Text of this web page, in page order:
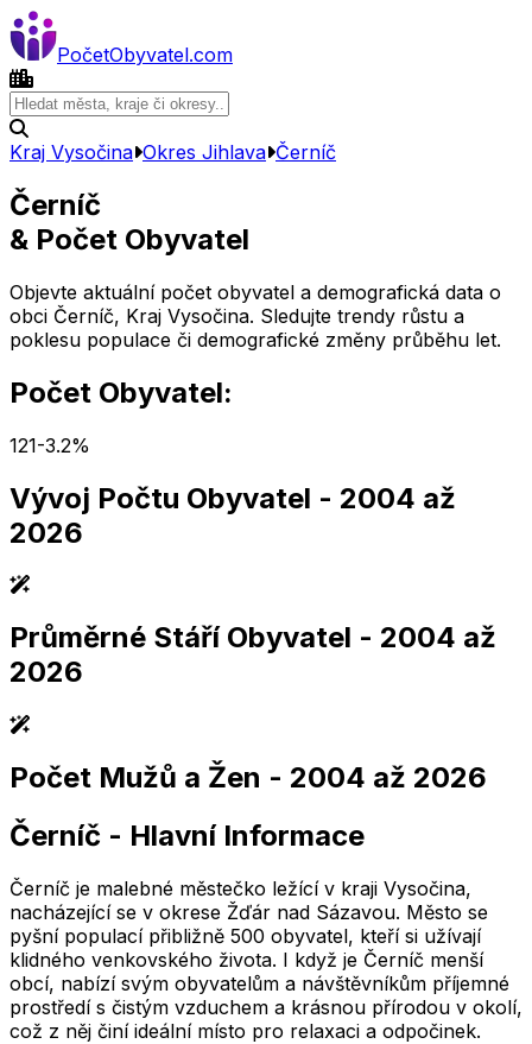
PočetObyvatel.com
Kraj Vysočina Okres Jihlava Černíč
Černíč
& Počet Obyvatel
Objevte aktuální počet obyvatel a demografická data o
obci Černíč, Kraj Vysočina. Sledujte trendy růstu a
poklesu populace či demografické změny průběhu let.
Počet Obyvatel:
121-3.2%
Vývoj Počtu Obyvatel - 2004 až
2026
2,005 2,010 2,015 2,020 2,025
2,005 2,010 2,015 2,020 2,025
Průměrné Stáří Obyvatel - 2004 až
2026
2,005 2,010 2,015 2,020 2,025
2,005 2,010 2,015 2,020 2,025
Počet Mužů a Žen - 2004 až 2026
Černíč - Hlavní Informace
Černíč je malebné městečko ležící v kraji Vysočina,
nacházející se v okrese Žďár nad Sázavou. Město se
pyšní populací přibližně 500 obyvatel, kteří si užívají
klidného venkovského života. I když je Černíč menší
obcí, nabízí svým obyvatelům a návštěvníkům příjemné
prostředí s čistým vzduchem a krásnou přírodou v okolí,
což z něj činí ideální místo pro relaxaci a odpočinek.